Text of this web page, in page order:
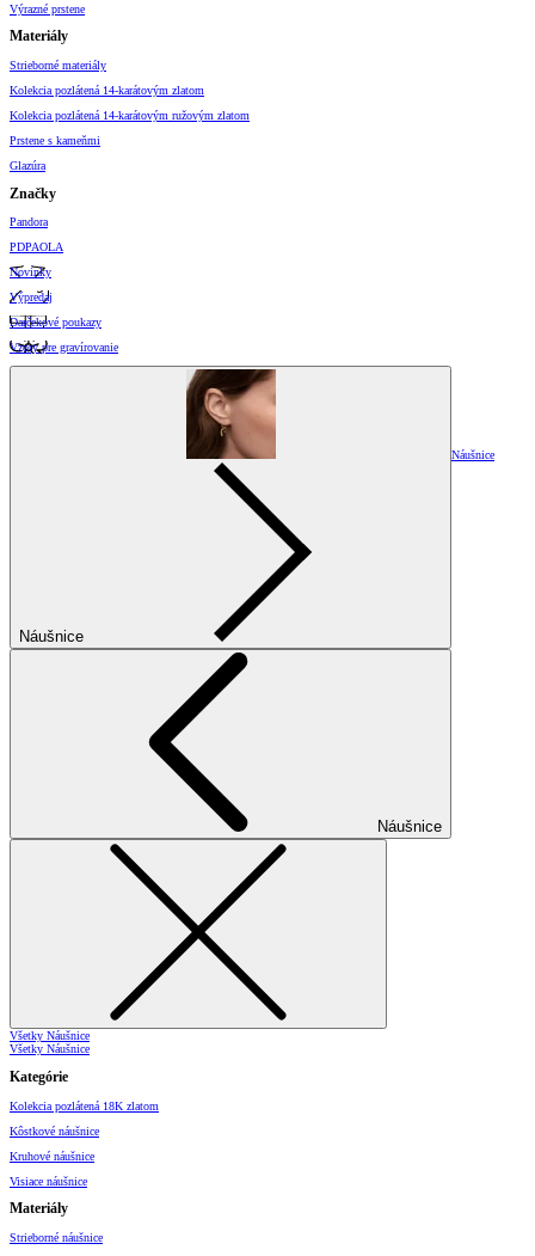
Výrazné prstene
Materiály
Strieborné materiály
Kolekcia pozlátená 14-karátovým zlatom
Kolekcia pozlátená 14-karátovým ružovým zlatom
Prstene s kameňmi
Glazúra
Značky
Pandora
PDPAOLA
Novinky
Výpredaj
Darčekové poukazy
Vzory pre gravírovanie
Náušnice
Náušnice
Náušnice
Všetky Náušnice
Všetky Náušnice
Kategórie
Kolekcia pozlátená 18K zlatom
Kôstkové náušnice
Kruhové náušnice
Visiace náušnice
Materiály
Strieborné náušnice